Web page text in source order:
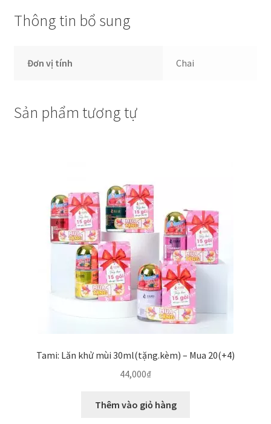
Thông tin bổ sung
Đơn vị tính Chai
Sản phẩm tương tự
Tami: Lăn khử mùi 30ml(tặng.kèm) – Mua 20(+4)
44,000₫
Thêm vào giỏ hàng